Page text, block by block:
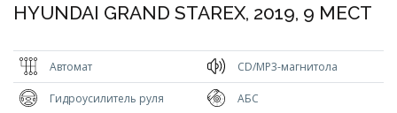
HYUNDAI GRAND STAREX, 2019, 9 МЕСТ
Автомат CD/MP3-магнитола
Гидроусилитель руля АБС